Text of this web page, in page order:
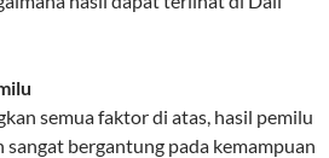
semua faktor di atas, hasil pemilu
bergantung pada kemampuan